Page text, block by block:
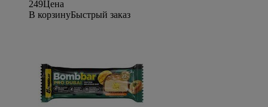
249Цена
В корзинуБыстрый заказ